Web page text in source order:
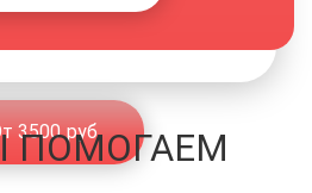
3500 руб.
ПОМОГАЕМ